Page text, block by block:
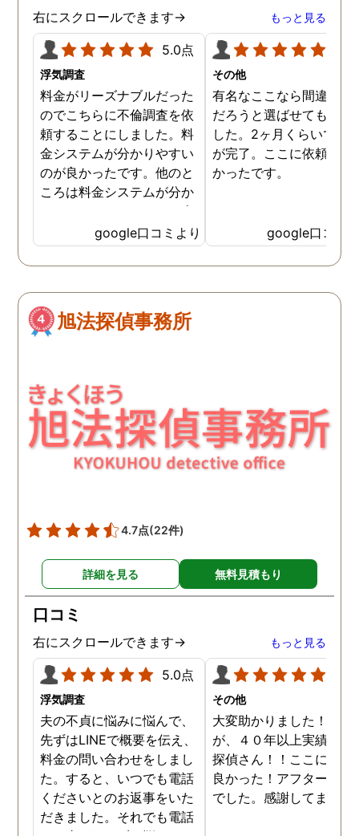
右にスクロールできます→ もっと見る
5.0点
浮気調査
料金がリーズナブルだった
のでこちらに不倫調査を依
頼することにしました。料
金システムが分かりやすい
のが良かったです。他のと
ころは料金システムが分か
りづらくて、どれだけお金
がかかるか分からず不安だ
ったので、こちらで安心し
ました。 ありがとうござい
google口コミより
その他
有名なここなら間違いな
だろうと選ばせてもらい
した。2ヶ月くらいで調
が完了。ここに依頼して
かったです。
google口コミ
旭法探偵事務所
4.7点(22件)
詳細を見る 無料見積もり
口コミ
右にスクロールできます→ もっと見る
5.0点
浮気調査
夫の不貞に悩みに悩んで、
先ずはLINEで概要を伝え、
料金の問い合わせをしまし
た。すると、いつでも電話
くださいとのお返事をいた
だきました。それでも電話
その他
大変助かりました！！さ
が、４０年以上実績のあ
探偵さん！！ここに頼ん
良かった！アフターも完
でした。感謝してます。